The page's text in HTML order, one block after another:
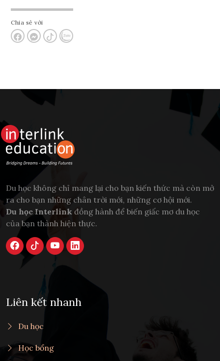
Chia sẻ với
Du học không chỉ mang lại cho bạn kiến thức mà còn mở
ra cho bạn những chân trời mới, những cơ hội mới.
Du học Interlink đồng hành để biến giấc mơ du học
của bạn thành hiện thực.
Liên kết nhanh
Du học
Học bổng